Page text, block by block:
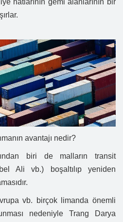
hatlarının gemi alanlarının bir
avantajı nedir?
biri de malların transit
Ali vb.) boşaltılıp yeniden
vb. birçok limanda önemli
nedeniyle Trang Darya